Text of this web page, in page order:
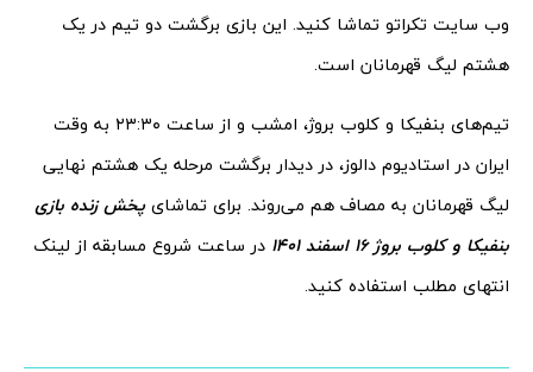
وب سایت تکراتو تماشا کنید. این بازی برگشت دو تیم در یک
هشتم لیگ قهرمانان است.
تیم‌های بنفیکا و کلوب بروژ، امشب و از ساعت ۲۳:۳۰ به وقت
ایران در استادیوم دالوز، در دیدار برگشت مرحله یک هشتم نهایی
لیگ قهرمانان به مصاف هم می‌روند. برای تماشای پخش زنده بازی
بنفیکا و کلوب بروژ 16 اسفند 1401
در ساعت شروع مسابقه از لینک
انتهای مطلب استفاده کنید.